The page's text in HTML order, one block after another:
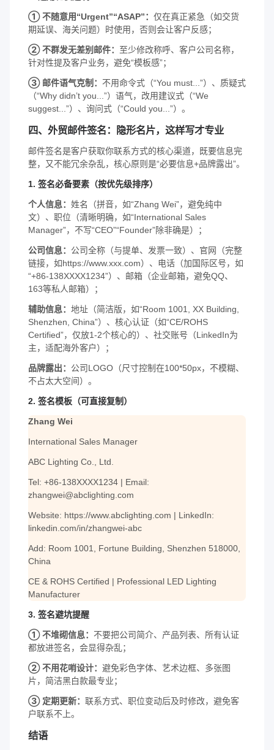
① 不随意用“Urgent”“ASAP”： 仅在真正紧急（如交货
期延误、海关问题）时使用，否则会让客户反感；
② 不群发无差别邮件： 至少修改称呼、客户公司名称，
针对性提及客户业务，避免“模板感”；
③ 邮件语气克制： 不用命令式（“You must...”）、质疑式
（“Why didn’t you...”）语气，改用建议式（“We
suggest...”）、询问式（“Could you...”）。
四、外贸邮件签名：隐形名片，这样写才专业
邮件签名是客户获取你联系方式的核心渠道，既要信息完
整，又不能冗余杂乱，核心原则是“必要信息+品牌露出”。
1. 签名必备要素（按优先级排序）
个人信息： 姓名（拼音，如“Zhang Wei”，避免纯中
文）、职位（清晰明确，如“International Sales
Manager”，不写“CEO”“Founder”除非确是）；
公司信息： 公司全称（与提单、发票一致）、官网（完整
链接，如https://www.xxx.com）、电话（加国际区号，如
“+86-138XXXX1234”）、邮箱（企业邮箱，避免QQ、
163等私人邮箱）；
辅助信息： 地址（简洁版，如“Room 1001, XX Building,
Shenzhen, China”）、核心认证（如“CE/ROHS
Certified”，仅放1-2个核心的）、社交账号（LinkedIn为
主，适配海外客户）；
品牌露出： 公司LOGO（尺寸控制在100*50px，不模糊、
不占太大空间）。
2. 签名模板（可直接复制）
Zhang Wei
International Sales Manager
ABC Lighting Co., Ltd.
Tel: +86-138XXXX1234 | Email:
zhangwei@abclighting.com
Website: https://www.abclighting.com | LinkedIn:
linkedin.com/in/zhangwei-abc
Add: Room 1001, Fortune Building, Shenzhen 518000,
China
CE & ROHS Certified | Professional LED Lighting
Manufacturer
3. 签名避坑提醒
① 不堆砌信息： 不要把公司简介、产品列表、所有认证
都放进签名，会显得杂乱；
② 不用花哨设计： 避免彩色字体、艺术边框、多张图
片，简洁黑白款最专业；
③ 定期更新： 联系方式、职位变动后及时修改，避免客
户联系不上。
结语